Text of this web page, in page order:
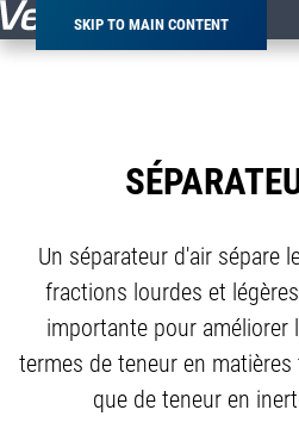
SKIP TO MAIN CONTENT
Breadcrumb
Un séparateur d'air sépare
fractions lourdes et
importante pour améliorer
termes de teneur en
que de teneur en